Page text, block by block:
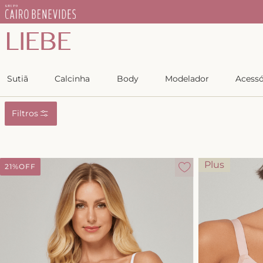
Copiar
Sutiã Calcinha Body Modelador
Filtros
21%OFF Plus